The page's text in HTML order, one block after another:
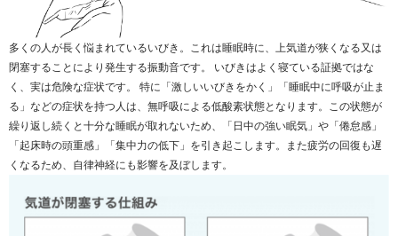
多くの人が長く悩まれているいびき。これは睡眠時に、上気道が狭くなる又は
閉塞することにより発生する振動音です。 いびきはよく寝ている証拠ではな
く、実は危険な症状です。 特に「激しいいびきをかく」「睡眠中に呼吸が止ま
る」などの症状を持つ人は、無呼吸による低酸素状態となります。この状態が
繰り返し続くと十分な睡眠が取れないため、「日中の強い眠気」や「倦怠感」
「起床時の頭重感」「集中力の低下」を引き起こします。また疲労の回復も遅
くなるため、自律神経にも影響を及ぼします。